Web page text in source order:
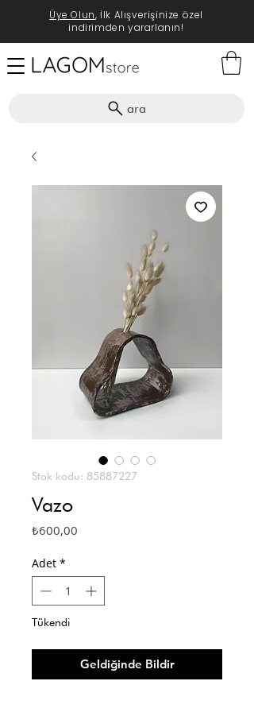
ara
Üye Olun, İlk Alışverişinize özel
indirimden yararlanın!
Stok kodu: 85887227
Vazo
₺600,00
Adet *
Tükendi
Geldiğinde Bildir